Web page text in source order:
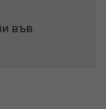
във